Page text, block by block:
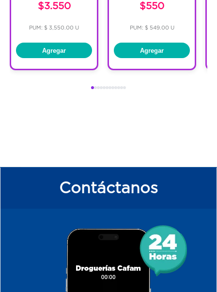
$3.550
PUM: $ 3,550.00 U
Agregar
$550
PUM: $ 549.00 U
Agregar
Contáctanos